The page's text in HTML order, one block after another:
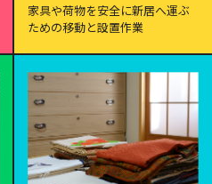
家具や荷物を安全に新居へ運ぶ
ための移動と設置作業